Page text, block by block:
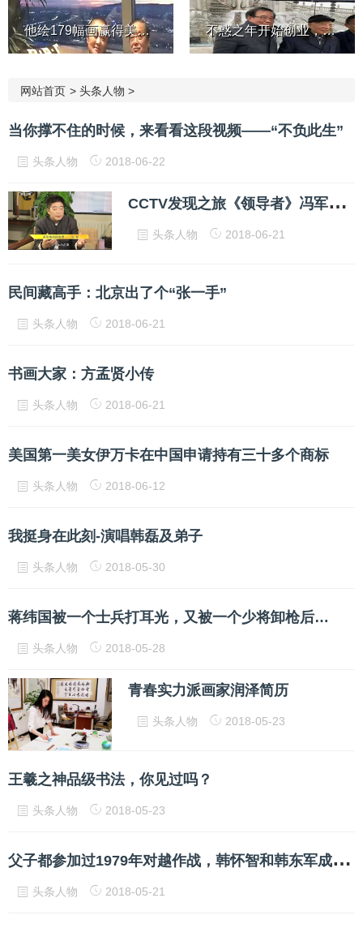
他绘179幅画赢得美女芳心，她... 不惑之年开始创业，84岁仍不...
网站首页 > 头条人物 >
当你撑不住的时候，来看看这段视频——“不负此生”
头条人物 2018-06-22
C
CTV发现之旅《领导者》冯军讲爱国者崛起之路
头条人物 2018-06-21
民间藏高手：北京出了个“张一手”
头条人物 2018-06-21
书画大家：方孟贤小传
头条人物 2018-06-21
美国第一美女伊万卡在中国申请持有三十多个商标
头条人物 2018-06-12
我挺身在此刻-演唱韩磊及弟子
头条人物 2018-05-30
蒋纬国被一个士兵打耳光，又被一个少将卸枪后…
头条人物 2018-05-28
青春实力派画家润泽简历
头条人物 2018-05-23
王羲之神品级书法，你见过吗？
头条人物 2018-05-23
父
子都参加过1979年对越作战，韩怀智和韩东军成为“父子将军”
头条人物 2018-05-21